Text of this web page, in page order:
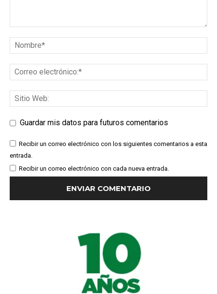
Guardar mis datos para futuros comentarios
Recibir un correo electrónico con los siguientes comentarios a esta
entrada.
Recibir un correo electrónico con cada nueva entrada.